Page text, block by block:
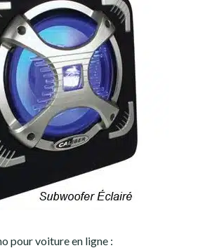
pour voiture en ligne :